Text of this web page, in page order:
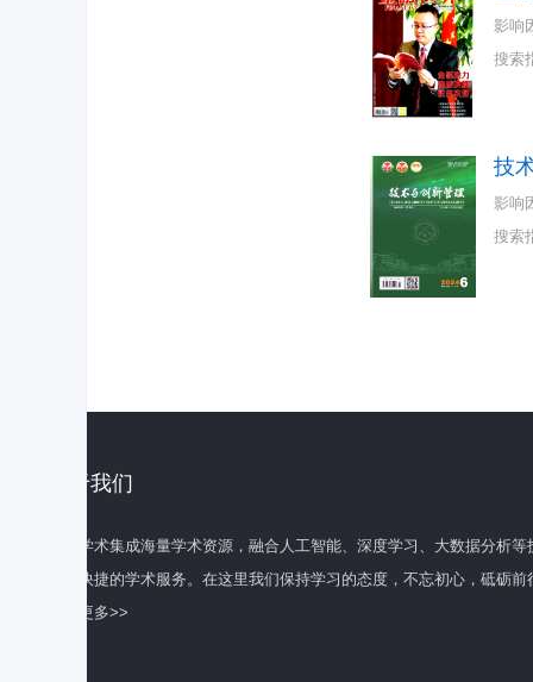
影响
搜索
技
影响
搜索
关于我们
百度学术集成海量学术资源，融合人工智能、深度学习、大数据分析
全面快捷的学术服务。在这里我们保持学习的态度，不忘初心，砥砺前
了解更多>>